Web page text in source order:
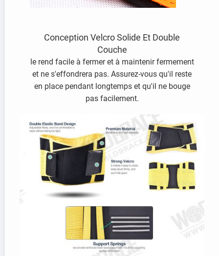
Conception Velcro Solide Et Double
Couche
le rend facile à fermer et à maintenir fermement
et ne s'effondrera pas. Assurez-vous qu'il reste
en place pendant longtemps et qu'il ne bouge
pas facilement.